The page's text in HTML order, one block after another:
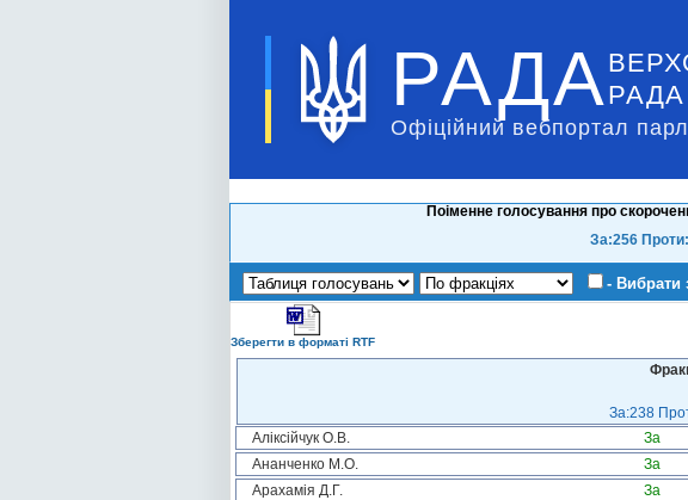
РАДА РАДА
Офіційний вебпортал
Поіменне голосування про
За:256
- Вибрати
Зберегти в форматі RTF
За:238
Аліксійчук О.В.
За
Ананченко М.О.
За
Арахамія Д.Г.
За